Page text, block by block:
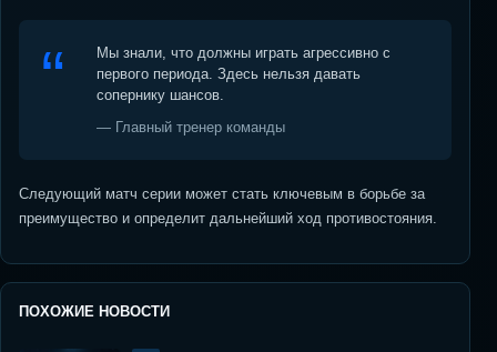
Мы знали, что должны играть агрессивно с
первого периода. Здесь нельзя давать
сопернику шансов.
— Главный тренер команды
Следующий матч серии может стать ключевым в борьбе за
преимущество и определит дальнейший ход противостояния.
ПОХОЖИЕ НОВОСТИ